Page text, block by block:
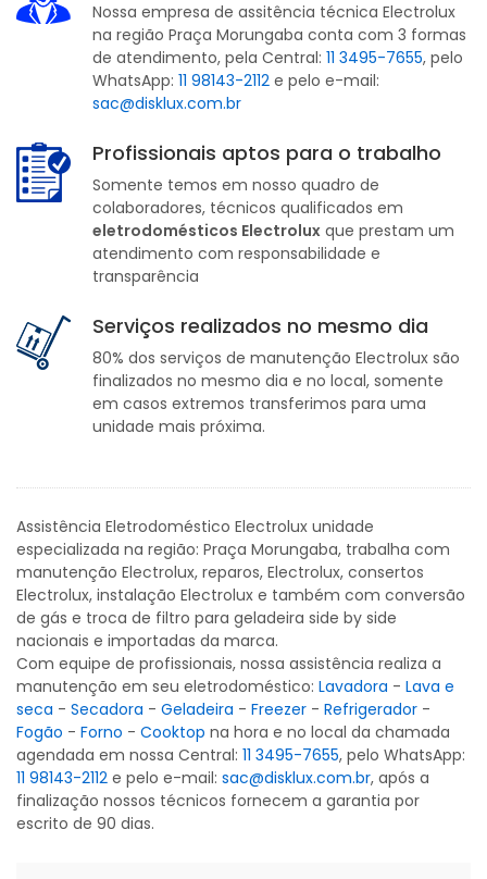
Nossa empresa de assitência técnica Electrolux
na região Praça Morungaba conta com 3 formas
de atendimento, pela Central: 11 3495-7655, pelo
WhatsApp: 11 98143-2112 e pelo e-mail:
sac@disklux.com.br
Profissionais aptos para o trabalho
Somente temos em nosso quadro de
colaboradores, técnicos qualificados em
eletrodomésticos Electrolux que prestam um
atendimento com responsabilidade e
transparência
Serviços realizados no mesmo dia
80% dos serviços de manutenção Electrolux são
finalizados no mesmo dia e no local, somente
em casos extremos transferimos para uma
unidade mais próxima.
Assistência Eletrodoméstico Electrolux unidade
especializada na região: Praça Morungaba, trabalha com
manutenção Electrolux, reparos, Electrolux, consertos
Electrolux, instalação Electrolux e também com conversão
de gás e troca de filtro para geladeira side by side
nacionais e importadas da marca.
Com equipe de profissionais, nossa assistência realiza a
manutenção em seu eletrodoméstico: Lavadora - Lava e
seca - Secadora - Geladeira - Freezer - Refrigerador -
Fogão - Forno - Cooktop na hora e no local da chamada
agendada em nossa Central: 11 3495-7655, pelo WhatsApp:
11 98143-2112 e pelo e-mail: sac@disklux.com.br, após a
finalização nossos técnicos fornecem a garantia por
escrito de 90 dias.